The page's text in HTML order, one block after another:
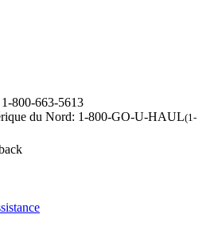
800-663-5613
du Nord: 1-800-GO-U-HAUL(1-